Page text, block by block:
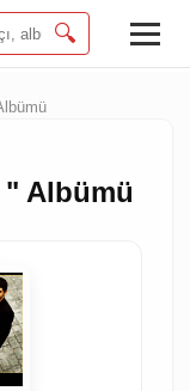
🔍
" Albümü